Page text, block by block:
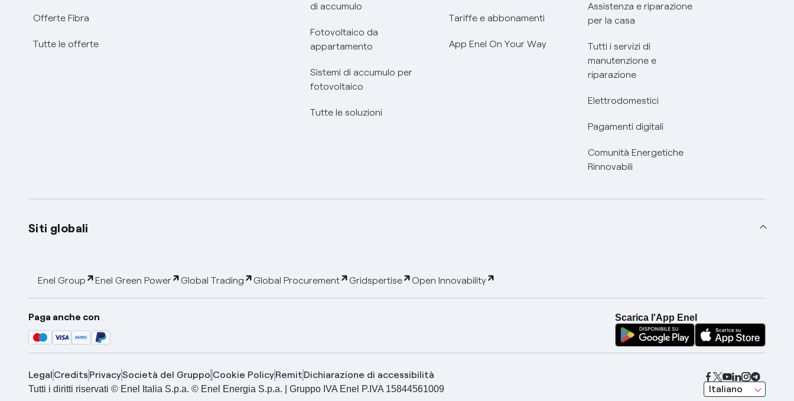
Offerte Fibra
Tutte le offerte
di accumulo
Fotovoltaico da
appartamento
Sistemi di accumulo per
fotovoltaico
Tutte le soluzioni
Tariffe e abbonamenti
App Enel On Your Way
Assistenza e riparazione
per la casa
Tutti i servizi di
manutenzione e
riparazione
Elettrodomestici
Pagamenti digitali
Comunità Energetiche
Rinnovabili
Siti globali
Enel Group Enel Green Power Global Trading Global Procurement Gridspertise Open Innovability
Paga anche con Scarica l'App Enel
Italiano
seleziona una
Legal Credits PrivacySocietà del Gruppo Cookie PolicyRemit Dichiarazione di accessibilità
Tutti i diritti riservati © Enel Italia S.p.a. © Enel Energia S.p.a. | Gruppo IVA Enel P.IVA 15844561009